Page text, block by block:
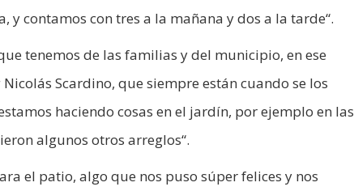
contamos con tres a la mañana y dos a la tarde“.
tenemos de las familias y del municipio, en ese
Scardino, que siempre están cuando se los
haciendo cosas en el jardín, por ejemplo en las
algunos otros arreglos“.
el patio, algo que nos puso súper felices y nos